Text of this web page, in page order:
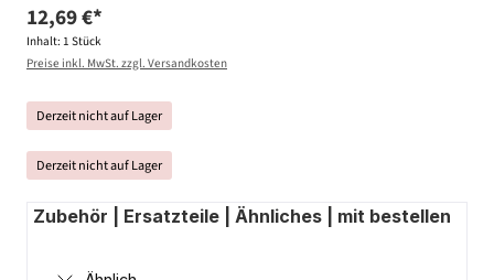
12,69 €*
Inhalt: 1 Stück
Preise inkl. MwSt. zzgl. Versandkosten
Derzeit nicht auf Lager
Derzeit nicht auf Lager
Zubehör | Ersatzteile | Ähnliches | mit bestellen